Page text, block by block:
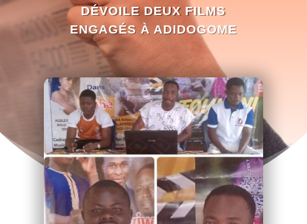
DÉVOILE DEUX FILMS
ENGAGÉS À ADIDOGOME